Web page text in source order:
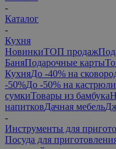
-
Каталог
-
Кухня
НовинкиТОП продаж
БаняПодарочные карты
КухняДо -40% на
-50%До -50% на кастрюли
сумкиТовары из бамбука
напитковДачная мебель
-
Инструменты для
Посуда для